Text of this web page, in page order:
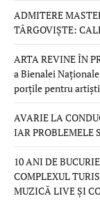
ADMITERE
TÂRGOVIȘTE:
ARTA REVINE ÎN
a Bienalei
porțile pentru artiști
AVARIE LA
IAR PROBLEMELE
10 ANI DE
COMPLEXUL
MUZICĂ LIVE ȘI